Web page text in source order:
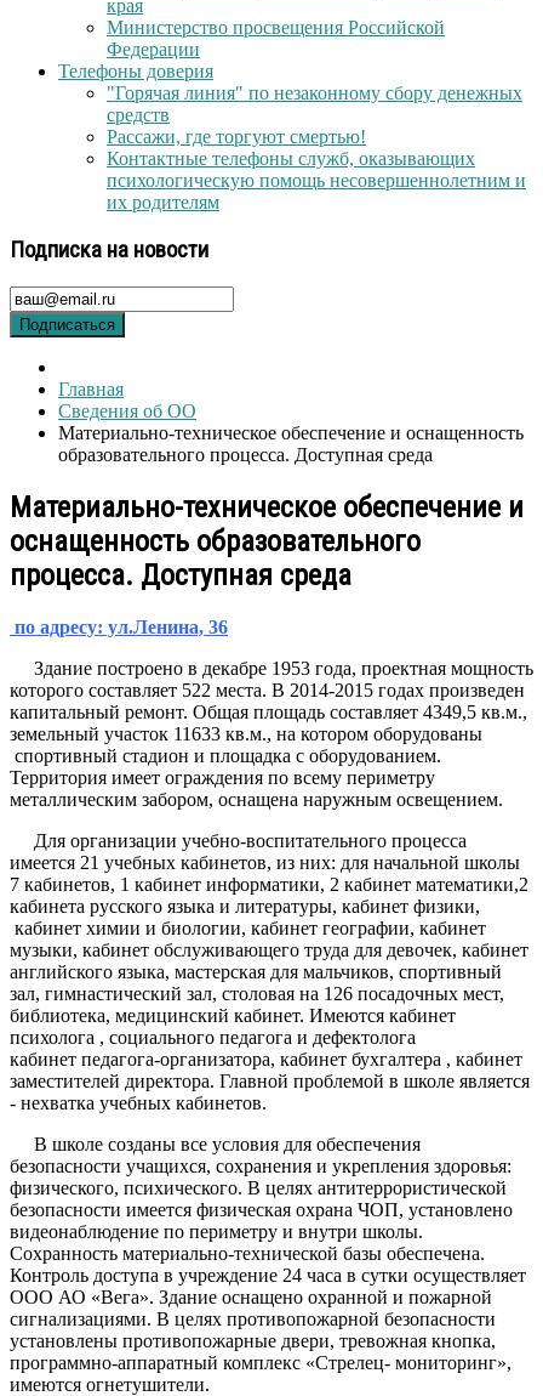
края
Министерство просвещения Российской
Федерации
Телефоны доверия
"Горячая линия" по незаконному сбору денежных
средств
Рассажи, где торгуют смертью!
Контактные телефоны служб, оказывающих
психологическую помощь несовершеннолетним и
их родителям
Подписка на новости
Подписаться
Главная
Сведения об ОО
Материально-техническое обеспечение и оснащенность
образовательного процесса. Доступная среда
Материально-техническое обеспечение и
оснащенность образовательного
процесса. Доступная среда
по адресу: ул.Ленина, 36
Здание построено в декабре 1953 года, проектная мощность
которого составляет 522 места. В 2014-2015 годах произведен
капитальный ремонт. Общая площадь составляет 4349,5 кв.м.,
земельный участок 11633 кв.м., на котором оборудованы
спортивный стадион и площадка с оборудованием.
Территория имеет ограждения по всему периметру
металлическим забором, оснащена наружным освещением.
Для организации учебно-воспитательного процесса
имеется 21 учебных кабинетов, из них: для начальной школы
7 кабинетов, 1 кабинет информатики, 2 кабинет математики,2
кабинета русского языка и литературы, кабинет физики,
кабинет химии и биологии, кабинет географии, кабинет
музыки, кабинет обслуживающего труда для девочек, кабинет
английского языка, мастерская для мальчиков, спортивный
зал, гимнастический зал, столовая на 126 посадочных мест,
библиотека, медицинский кабинет. Имеются кабинет
психолога , социального педагога и дефектолога
кабинет педагога-организатора, кабинет бухгалтера , кабинет
заместителей директора. Главной проблемой в школе является
- нехватка учебных кабинетов.
В школе созданы все условия для обеспечения
безопасности учащихся, сохранения и укрепления здоровья:
физического, психического. В целях антитеррористической
безопасности имеется физическая охрана ЧОП, установлено
видеонаблюдение по периметру и внутри школы.
Сохранность материально-технической базы обеспечена.
Контроль доступа в учреждение 24 часа в сутки осуществляет
ООО АО «Вега». Здание оснащено охранной и пожарной
сигнализациями. В целях противопожарной безопасности
установлены противопожарные двери, тревожная кнопка,
программно-аппаратный комплекс «Стрелец- мониторинг»,
имеются огнетушители.